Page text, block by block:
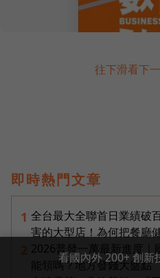
往下滑看下
即時熱門文章
1 全台最大全聯首日業績破
害的大型店！為何把餐廳
2026普發一萬最新進度｜
能領嗎？地方發錢大盤點
看國內外 200+ 創新